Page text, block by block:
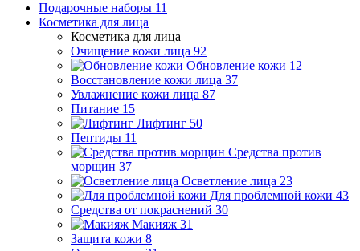
Подарочные наборы 11
Косметика для лица
Косметика для лица
Очищение кожи лица 92
Обновление кожи 12
Восстановление кожи лица 37
Увлажнение кожи лица 87
Питание 15
Лифтинг 50
Пептиды 11
Средства против
морщин 37
Осветление лица 23
Для проблемной кожи 43
Средства от покраснений 30
Макияж 31
Защита кожи 8